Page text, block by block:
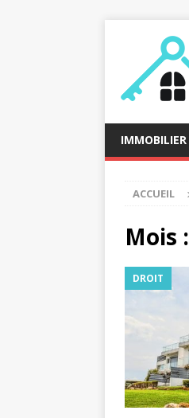
IMMOBILIER
ACCUEIL
Mois :
DROIT